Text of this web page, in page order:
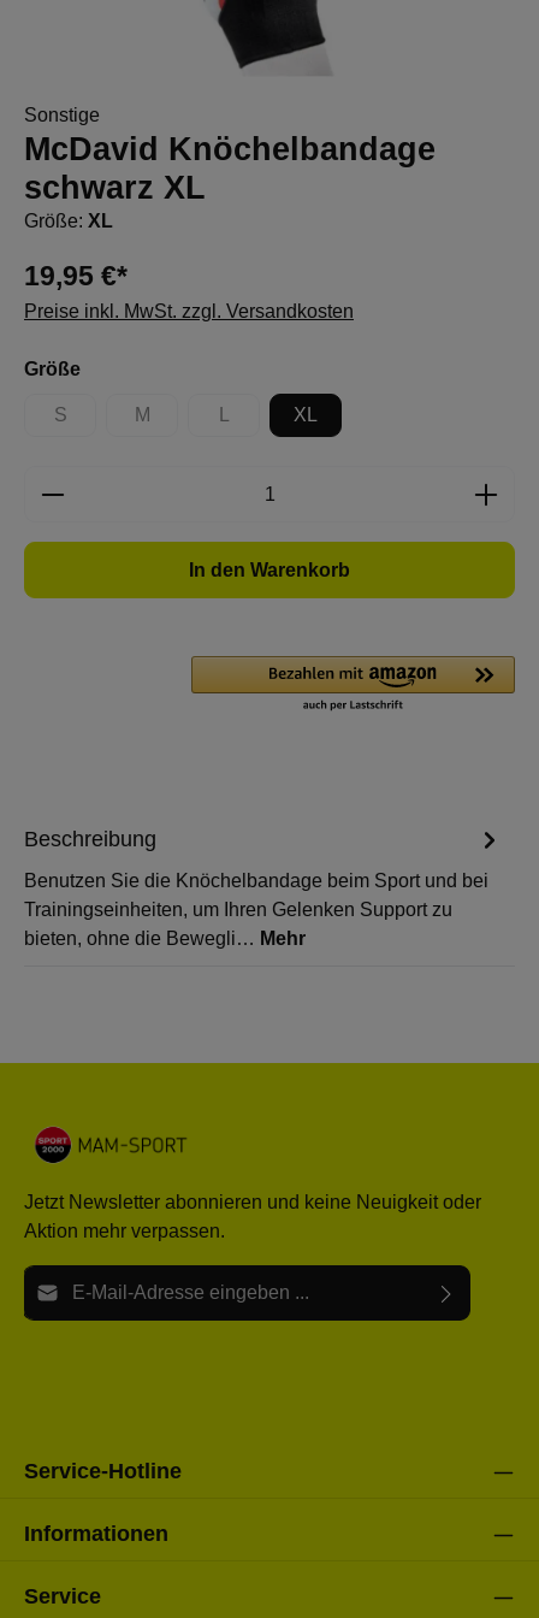
Sonstige
McDavid Knöchelbandage
schwarz XL
Größe: XL
19,95 €*
Preise inkl. MwSt. zzgl. Versandkosten
Größeauswählen
S
(Diese Option ist zurzeit nicht verfügbar.)
M
(Diese Option ist zurzeit nicht verfügbar.)
(Diese Option ist zurzeit nicht verfügbar.)
XL
Produkt Anzahl: Gib den gewünschten
In den Warenkorb
Beschreibung
Benutzen Sie die Knöchelbandage beim Sport und bei
Trainingseinheiten, um Ihren Gelenken Support zu
bieten, ohne die Bewegli… Mehr
Jetzt Newsletter abonnieren und keine Neuigkeit oder
Aktion mehr verpassen.
E-Mail-Adresse*
Service-Hotline
Informationen
Service